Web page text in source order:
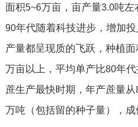
面积5~6万亩，亩产量3.0吨左
90年代随着科技进步，增加
产量都呈现质的飞跃，种植
万亩以上，平均单产比80年
蔗生产最快时期，年产蔗量从
万吨（包括留的种子量），成